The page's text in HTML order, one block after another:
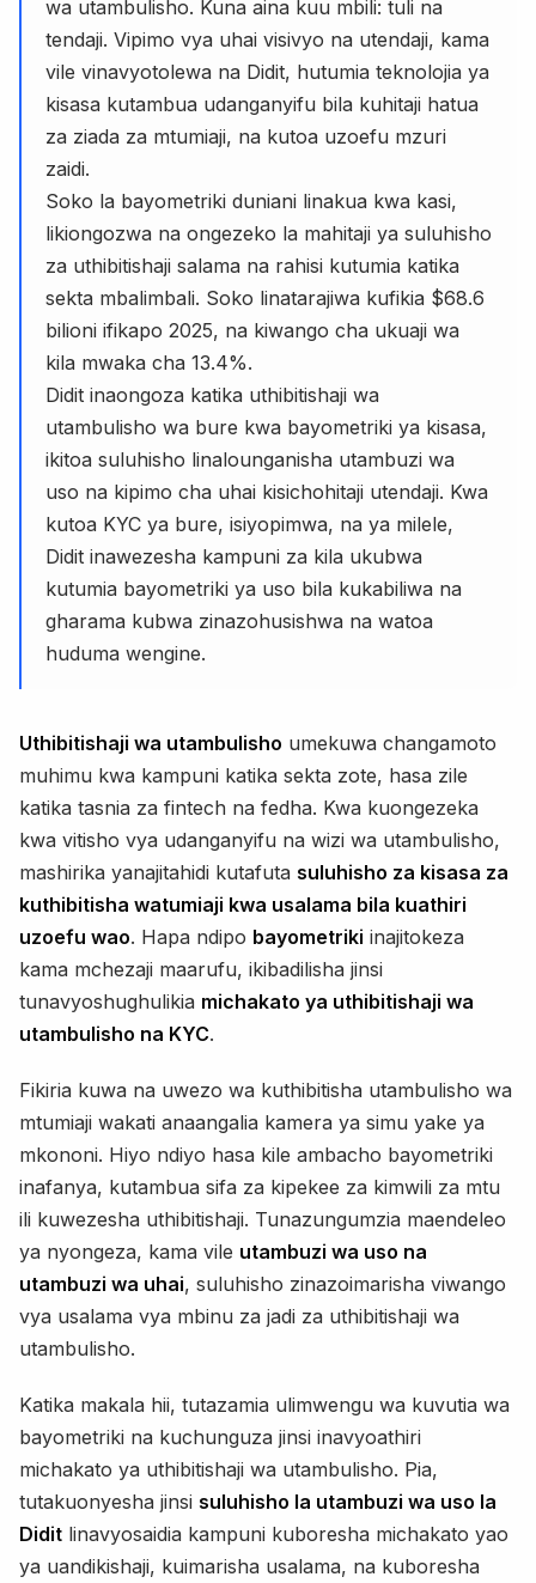
wa utambulisho. Kuna aina kuu mbili: tuli na
tendaji. Vipimo vya uhai visivyo na utendaji, kama
vile vinavyotolewa na Didit, hutumia teknolojia ya
kisasa kutambua udanganyifu bila kuhitaji hatua
za ziada za mtumiaji, na kutoa uzoefu mzuri
zaidi.
Soko la bayometriki duniani linakua kwa kasi,
likiongozwa na ongezeko la mahitaji ya suluhisho
za uthibitishaji salama na rahisi kutumia katika
sekta mbalimbali. Soko linatarajiwa kufikia $68.6
bilioni ifikapo 2025, na kiwango cha ukuaji wa
kila mwaka cha 13.4%.
Didit inaongoza katika uthibitishaji wa
utambulisho wa bure kwa bayometriki ya kisasa,
ikitoa suluhisho linalounganisha utambuzi wa
uso na kipimo cha uhai kisichohitaji utendaji. Kwa
kutoa KYC ya bure, isiyopimwa, na ya milele,
Didit inawezesha kampuni za kila ukubwa
kutumia bayometriki ya uso bila kukabiliwa na
gharama kubwa zinazohusishwa na watoa
huduma wengine.
Uthibitishaji wa utambulisho umekuwa changamoto
muhimu kwa kampuni katika sekta zote, hasa zile
katika tasnia za fintech na fedha. Kwa kuongezeka
kwa vitisho vya udanganyifu na wizi wa utambulisho,
mashirika yanajitahidi kutafuta suluhisho za kisasa za
kuthibitisha watumiaji kwa usalama bila kuathiri
uzoefu wao. Hapa ndipo bayometriki inajitokeza
kama mchezaji maarufu, ikibadilisha jinsi
tunavyoshughulikia michakato ya uthibitishaji wa
utambulisho na KYC.
Fikiria kuwa na uwezo wa kuthibitisha utambulisho wa
mtumiaji wakati anaangalia kamera ya simu yake ya
mkononi. Hiyo ndiyo hasa kile ambacho bayometriki
inafanya, kutambua sifa za kipekee za kimwili za mtu
ili kuwezesha uthibitishaji. Tunazungumzia maendeleo
ya nyongeza, kama vile utambuzi wa uso na
utambuzi wa uhai, suluhisho zinazoimarisha viwango
vya usalama vya mbinu za jadi za uthibitishaji wa
utambulisho.
Katika makala hii, tutazamia ulimwengu wa kuvutia wa
bayometriki na kuchunguza jinsi inavyoathiri
michakato ya uthibitishaji wa utambulisho. Pia,
tutakuonyesha jinsi suluhisho la utambuzi wa uso la
Didit linavyosaidia kampuni kuboresha michakato yao
ya uandikishaji, kuimarisha usalama, na kuboresha